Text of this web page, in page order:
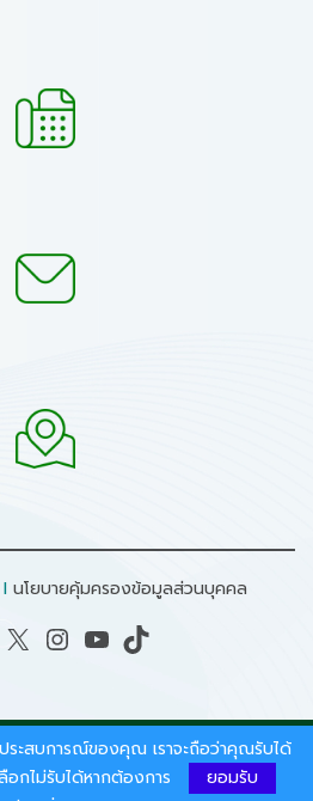
I นโยบายคุ้มครองข้อมูลส่วนบุคคล
X Instagram YouTube TikTok
- สำนักงานนโยบายและแผน
มชาติและสิ่งแวดล้อม.
ระสบการณ์ของคุณ เราจะถือว่าคุณรับได้
กไม่รับได้หากต้องการ
ยอมรับ